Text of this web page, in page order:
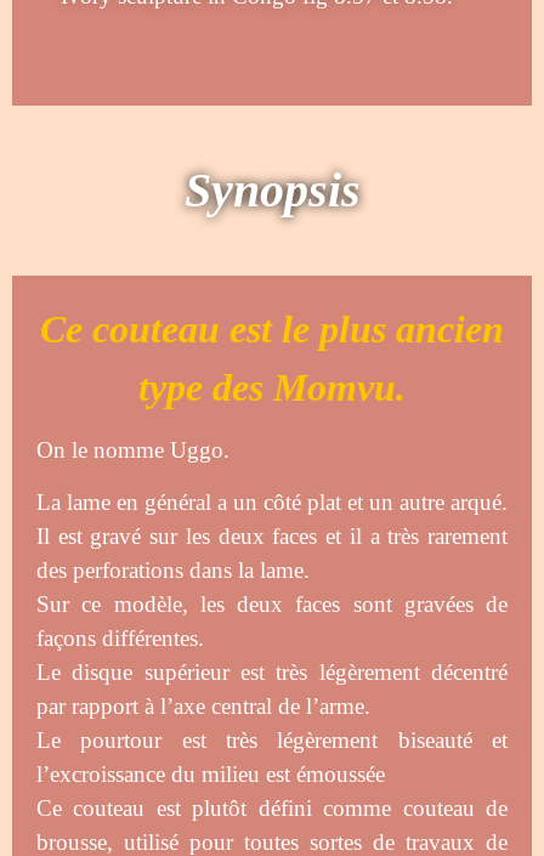
Synopsis
Ce couteau est le plus ancien
type des Momvu.
On le nomme Uggo.
La lame en général a un côté plat et un autre arqué.
Il est gravé sur les deux faces et il a très rarement
des perforations dans la lame.
Sur ce modèle, les deux faces sont gravées de
façons différentes.
Le disque supérieur est très légèrement décentré
par rapport à l’axe central de l’arme.
Le pourtour est très légèrement biseauté et
l’excroissance du milieu est émoussée
Ce couteau est plutôt défini comme couteau de
brousse, utilisé pour toutes sortes de travaux de